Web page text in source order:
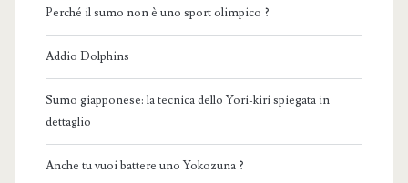
Perché il sumo non è uno sport olimpico ?
Addio Dolphins
Sumo giapponese: la tecnica dello Yori-kiri spiegata in
dettaglio
Anche tu vuoi battere uno Yokozuna ?